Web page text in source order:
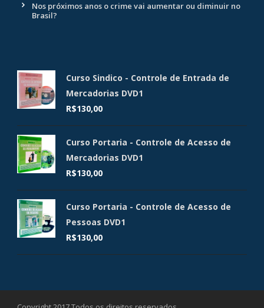
Nos próximos anos o crime vai aumentar ou diminuir no
Brasil?
Curso Sindico - Controle de Entrada de
Mercadorias DVD1
R$130,00
Curso Portaria - Controle de Acesso de
Mercadorias DVD1
R$130,00
Curso Portaria - Controle de Acesso de
Pessoas DVD1
R$130,00